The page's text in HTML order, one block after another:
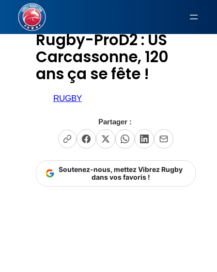
Aller
contenu Rugby-ProD2 : US
Carcassonne, 120
ans ça se fête !
RUGBY
Partager :
Soutenez-nous, mettez Vibrez Rugby
dans vos favoris !